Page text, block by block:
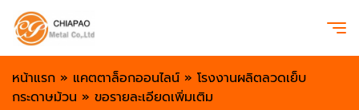
หน้าแรก » แคตตาล็อกออนไลน์ » โรงงานผลิตลวดเย็บ
กระดาษม้วน » ขอรายละเอียดเพิ่มเติม